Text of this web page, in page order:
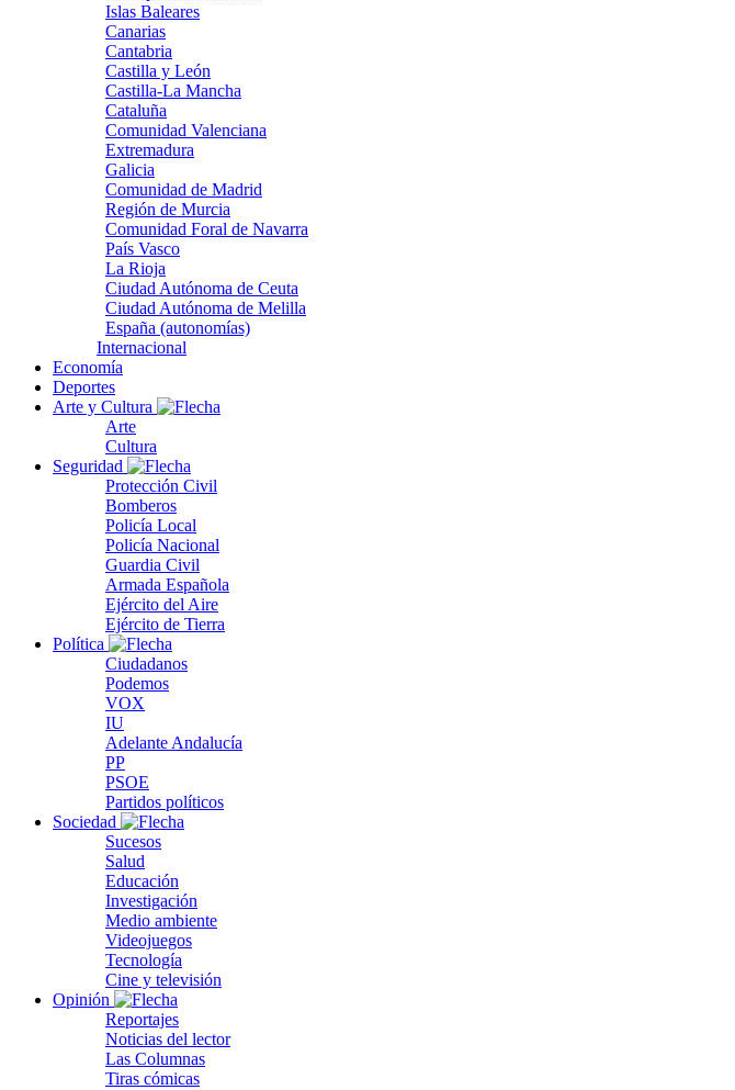
Islas Baleares
Canarias
Cantabria
Castilla y León
Castilla-La Mancha
Cataluña
Comunidad Valenciana
Extremadura
Galicia
Comunidad de Madrid
Región de Murcia
Comunidad Foral de Navarra
País Vasco
La Rioja
Ciudad Autónoma de Ceuta
Ciudad Autónoma de Melilla
España (autonomías)
Internacional
Economía
Deportes
Arte y Cultura
Arte
Cultura
Seguridad
Protección Civil
Bomberos
Policía Local
Policía Nacional
Guardia Civil
Armada Española
Ejército del Aire
Ejército de Tierra
Política
Ciudadanos
Podemos
VOX
IU
Adelante Andalucía
PP
PSOE
Partidos políticos
Sociedad
Sucesos
Salud
Educación
Investigación
Medio ambiente
Videojuegos
Tecnología
Cine y televisión
Opinión
Reportajes
Noticias del lector
Las Columnas
Tiras cómicas